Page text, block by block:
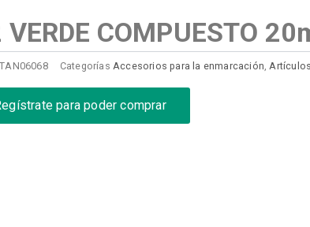
VERDE COMPUESTO
Categorías Accesorios para la enmarcación,
para poder comprar